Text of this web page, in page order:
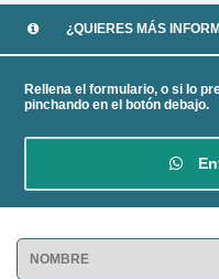
¿QUIERES MÁS
Rellena el formulario, o si lo
pinchando en el botón debajo.